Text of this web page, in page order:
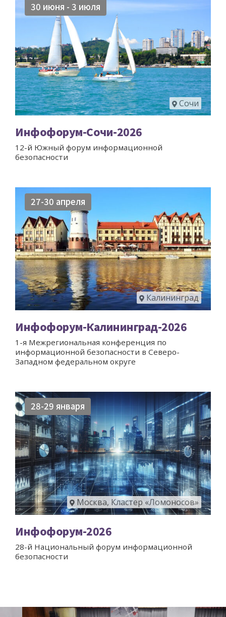
30 июня - 3 июля
Сочи
Инфофорум-Сочи-2026
12-й Южный форум информационной
безопасности
27-30 апреля
Калининград
Инфофорум-Калининград-2026
1-я Межрегиональная конференция по
информационной безопасности в Северо-
Западном федеральном округе
28-29 января
Москва, Кластер «Ломоносов»
Инфофорум-2026
28-й Национальный форум информационной
безопасности